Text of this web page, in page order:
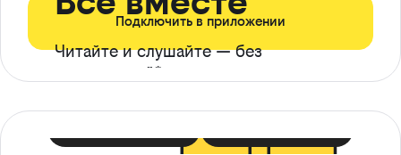
Читайте и слушайте — без
ограничений*
Подключить в приложении